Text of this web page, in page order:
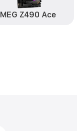
MEG Z490 Ace